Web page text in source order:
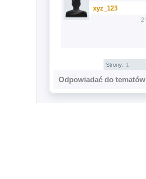
xyz_123
2
Strony: 1
Odpowiadać do